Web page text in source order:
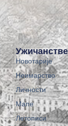
Новотарије
Неимарство
Личности
Мапе
Летописи